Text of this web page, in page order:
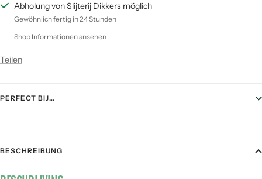
Abholung von Slijterij Dikkers möglich
Gewöhnlich fertig in 24 Stunden
Shop Informationen ansehen
Teilen
PERFECT BIJ…
BESCHREIBUNG